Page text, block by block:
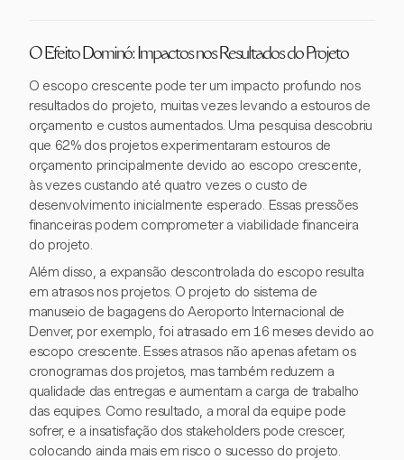
O Efeito Dominó: Impactos nos Resultados do Projeto
O escopo crescente pode ter um impacto profundo nos
resultados do projeto, muitas vezes levando a estouros de
orçamento e custos aumentados. Uma pesquisa descobriu
que 62% dos projetos experimentaram estouros de
orçamento principalmente devido ao escopo crescente,
às vezes custando até quatro vezes o custo de
desenvolvimento inicialmente esperado. Essas pressões
financeiras podem comprometer a viabilidade financeira
do projeto.
Além disso, a expansão descontrolada do escopo resulta
em atrasos nos projetos. O projeto do sistema de
manuseio de bagagens do Aeroporto Internacional de
Denver, por exemplo, foi atrasado em 16 meses devido ao
escopo crescente. Esses atrasos não apenas afetam os
cronogramas dos projetos, mas também reduzem a
qualidade das entregas e aumentam a carga de trabalho
das equipes. Como resultado, a moral da equipe pode
sofrer, e a insatisfação dos stakeholders pode crescer,
colocando ainda mais em risco o sucesso do projeto.